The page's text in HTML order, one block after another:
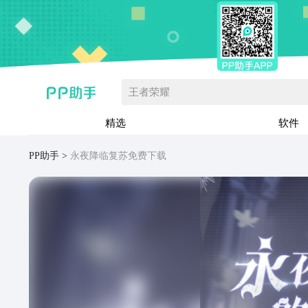
王者荣耀
精选 软件
PP助手 永夜降临复苏免费下载